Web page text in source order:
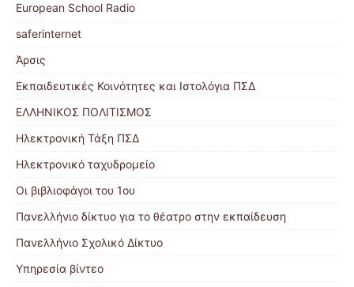
European School Radio
saferinternet
Άρσις
Εκπαιδευτικές Κοινότητες και Ιστολόγια ΠΣΔ
ΕΛΛΗΝΙΚΟΣ ΠΟΛΙΤΙΣΜΟΣ
Ηλεκτρονική Τάξη ΠΣΔ
Ηλεκτρονικό ταχυδρομείο
Οι βιβλιοφάγοι του 1ου
Πανελλήνιο δίκτυο για το θέατρο στην εκπαίδευση
Πανελλήνιο Σχολικό Δίκτυο
Υπηρεσία βίντεο